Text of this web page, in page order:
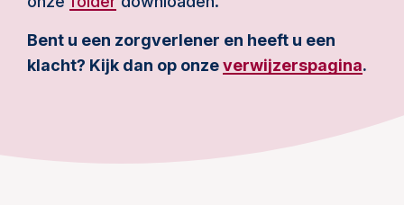
Bent u een zorgverlener en heeft u een
klacht? Kijk dan op onzeverwijzerspagina.